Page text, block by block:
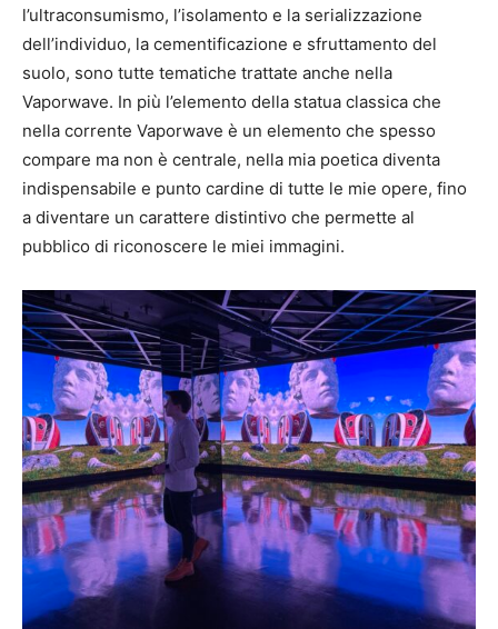
l’ultraconsumismo, l’isolamento e la serializzazione
dell’individuo, la cementificazione e sfruttamento del
suolo, sono tutte tematiche trattate anche nella
Vaporwave. In più l’elemento della statua classica che
nella corrente Vaporwave è un elemento che spesso
compare ma non è centrale, nella mia poetica diventa
indispensabile e punto cardine di tutte le mie opere, fino
a diventare un carattere distintivo che permette al
pubblico di riconoscere le miei immagini.